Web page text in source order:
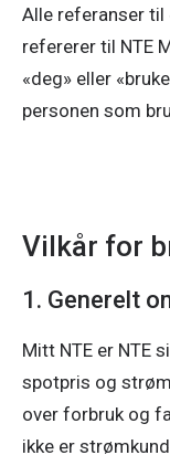
Alle referanser til
refererer til NTE
«deg» eller
personen som
Vilkår for
1. Generelt
Mitt NTE er NTE
spotpris og
over forbruk og
ikke er